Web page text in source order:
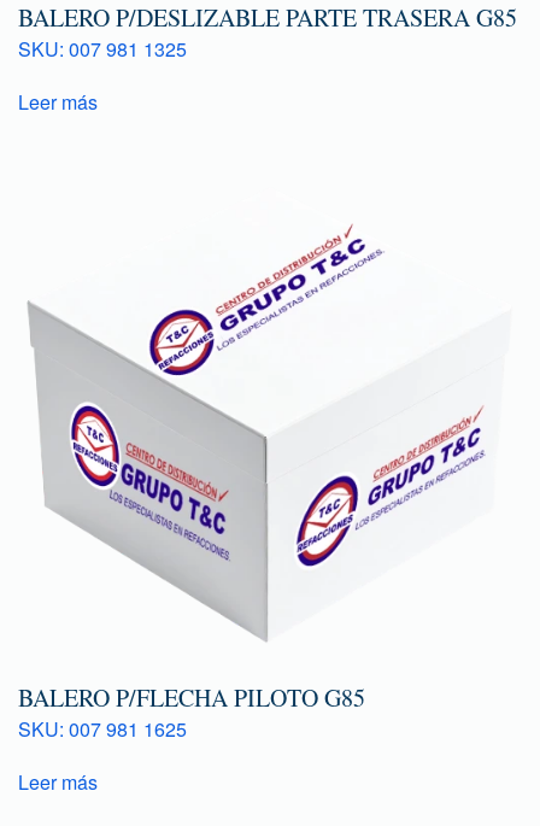
BALERO P/DESLIZABLE PARTE TRASERA G85
SKU: 007 981 1325
Leer más
BALERO P/FLECHA PILOTO G85
SKU: 007 981 1625
Leer más